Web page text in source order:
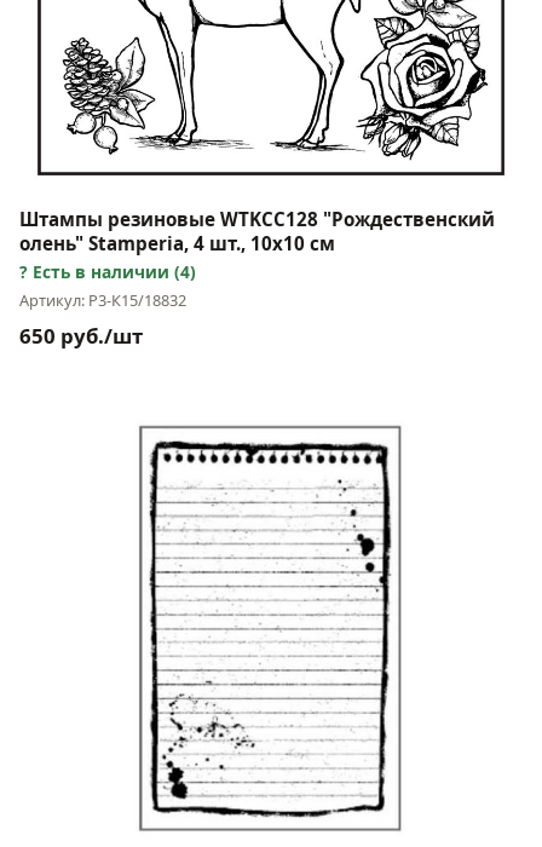
Штампы резиновые WTKCC128 "Рождественский
олень" Stamperia, 4 шт., 10х10 см
Есть в наличии (4)
Артикул: Р3-К15/18832
650 руб./шт